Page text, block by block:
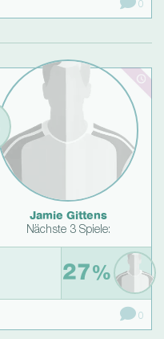
0
Jamie Gittens
Nächste 3 Spiele:
27%
0